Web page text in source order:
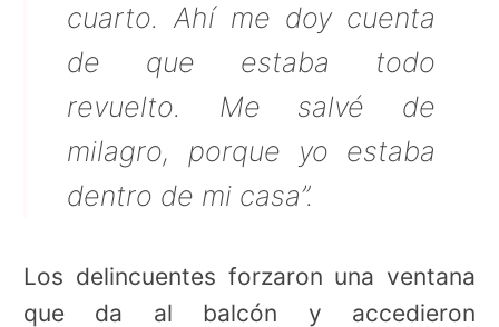
cuarto. Ahí me doy cuenta
de que estaba todo
revuelto. Me salvé de
milagro, porque yo estaba
dentro de mi casa”.
Los delincuentes forzaron una ventana
que da al balcón y accedieron